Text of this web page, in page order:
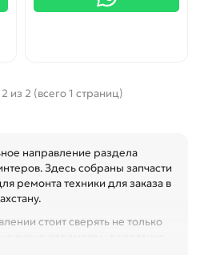
из 2 (всего 1 страниц)
направление раздела
Здесь собраны запчасти
ремонта техники для заказа в
стоит сверять не только